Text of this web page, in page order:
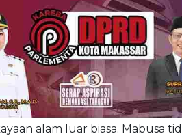
alam luar biasa. Mabusa